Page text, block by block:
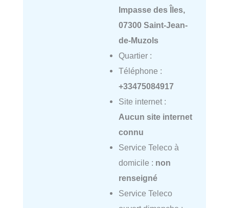
Impasse des Îles,
07300 Saint-Jean-
de-Muzols
Quartier :
Téléphone :
+33475084917
Site internet :
Aucun site internet
connu
Service Teleco à
domicile : non
renseigné
Service Teleco